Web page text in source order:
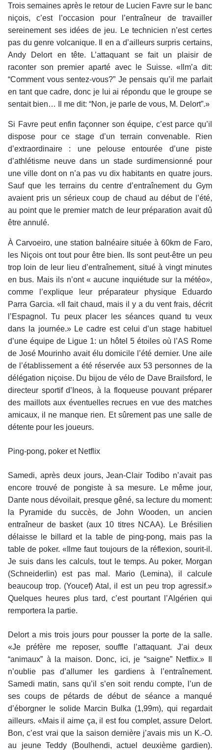
Trois semaines après le retour de Lucien Favre sur le banc
niçois, c’est l’occasion pour l’entraîneur de travailler
sereinement ses idées de jeu. Le technicien n’est certes
pas du genre volcanique. Il en a d’ailleurs surpris certains,
Andy Delort en tête. L’attaquant se fait un plaisir de
raconter son premier aparté avec le Suisse. «Ilm’a dit:
“Comment vous sentez-vous?” Je pensais qu’il me parlait
en tant que cadre, donc je lui ai répondu que le groupe se
sentait bien… Il me dit: “Non, je parle de vous, M. Delort”.»
Si Favre peut enfin façonner son équipe, c’est parce qu’il
dispose pour ce stage d’un terrain convenable. Rien
d’extraordinaire : une pelouse entourée d’une piste
d’athlétisme neuve dans un stade surdimensionné pour
une ville dont on n’a pas vu dix habitants en quatre jours.
Sauf que les terrains du centre d’entraînement du Gym
avaient pris un sérieux coup de chaud au début de l’été,
au point que le premier match de leur préparation avait dû
être annulé.
À Carvoeiro, une station balnéaire située à 60km de Faro,
les Niçois ont tout pour être bien. Ils sont peut-être un peu
trop loin de leur lieu d’entraînement, situé à vingt minutes
en bus. Mais ils n’ont « aucune inquiétude sur la météo»,
comme l’explique leur préparateur physique Eduardo
Parra Garcia. «Il fait chaud, mais il y a du vent frais, décrit
l’Espagnol. Tu peux placer les séances quand tu veux
dans la journée.» Le cadre est celui d’un stage habituel
d’une équipe de Ligue 1: un hôtel 5 étoiles où l’AS Rome
de José Mourinho avait élu domicile l’été dernier. Une aile
de l’établissement a été réservée aux 53 personnes de la
délégation niçoise. Du bijou de vélo de Dave Brailsford, le
directeur sportif d’Ineos, à la floqueuse pouvant préparer
des maillots aux éventuelles recrues en vue des matches
amicaux, il ne manque rien. Et sûrement pas une salle de
détente pour les joueurs.
Ping-pong, poker et Netflix
Samedi, après deux jours, Jean-Clair Todibo n’avait pas
encore trouvé de pongiste à sa mesure. Le même jour,
Dante nous dévoilait, presque gêné, sa lecture du moment:
la Pyramide du succès, de John Wooden, un ancien
entraîneur de basket (aux 10 titres NCAA). Le Brésilien
délaisse le billard et la table de ping-pong, mais pas la
table de poker. «Ilme faut toujours de la réflexion, sourit-il.
Je suis dans les calculs, tout le temps. Au poker, Morgan
(Schneiderlin) est pas mal. Mario (Lemina), il calcule
beaucoup trop. (Youcef) Atal, il est un peu trop agressif.»
Quelques heures plus tard, c’est pourtant l’Algérien qui
remportera la partie.
Delort a mis trois jours pour pousser la porte de la salle.
«Je préfère me reposer, souffle l’attaquant. J’ai deux
“animaux” à la maison. Donc, ici, je “saigne” Netflix.» Il
n’oublie pas d’allumer les gardiens à l’entraînement.
Samedi matin, sans qu’il s’en soit rendu compte, l’un de
ses coups de pétards de début de séance a manqué
d’éborgner le solide Marcin Bulka (1,99m), qui regardait
ailleurs. «Mais il aime ça, il est fou complet, assure Delort.
Bon, c’est vrai que la saison dernière j’avais mis un K.-O.
au jeune Teddy (Boulhendi, actuel deuxième gardien).